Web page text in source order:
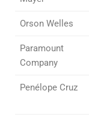
Orson Welles
Paramount
Company
Penélope Cruz